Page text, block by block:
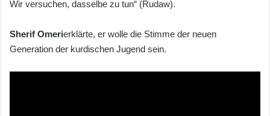
Wir versuchen, dasselbe zu tun“ (Rudaw).
Sherif Omerierklärte, er wolle die Stimme der neuen
Generation der kurdischen Jugend sein.